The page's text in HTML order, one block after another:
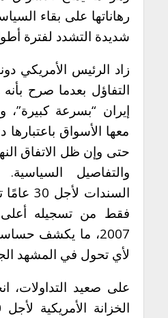
رهاناتها على بقاء
شديدة التشدد لفترة
زاد الرئيس الأمريكي
التفاؤل بعدما صرح
إيران “بسرعة
معها الأسواق باعتبارها
حتى وإن ظل الاتفاق
والتفاصيل
السندات
فقط من تسجيله
2007، ما يكشف
لأي تحول في المشهد
على صعيد التداولات،